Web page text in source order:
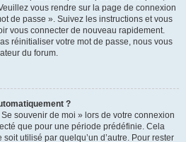
vous rendre sur la page de connexion
de passe ». Suivez les instructions et vous
vous connecter de nouveau rapidement.
réinitialiser votre mot de passe, nous vous
du forum.
?
souvenir de moi » lors de votre connexion
que pour une période prédéfinie. Cela
utilisé par quelqu’un d’autre. Pour rester